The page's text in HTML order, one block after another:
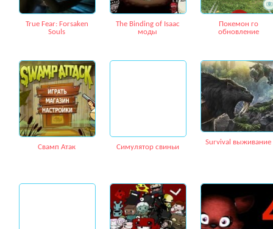
True Fear: Forsaken
Souls
The Binding of Isaac
моды
Покемон го
обновление
Свамп Атак Cимулятор свиньи
Survival выживание